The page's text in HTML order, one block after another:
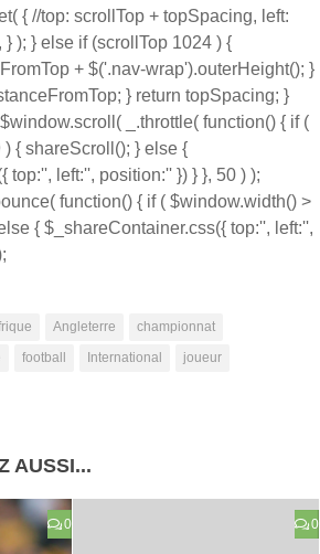
{ //top: scrollTop + topSpacing, left:
); } else if (scrollTop 1024 ) {
+ $('.nav-wrap').outerHeight(); }
} return topSpacing; }
_.throttle( function() { if (
{ shareScroll(); } else {
top:'', left:'', position:'' }) } }, 50 ) );
function() { if ( $window.width() >
{ $_shareContainer.css({ top:'', left:'',
Angleterre
championnat
football International
joueur
AUSSI...
0 0